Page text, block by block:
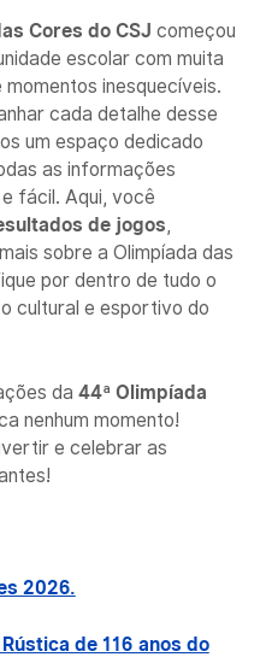
Cores do CSJ começou
escolar com muita
inesquecíveis.
cada detalhe desse
um espaço dedicado
as informações
fácil. Aqui, você
de jogos,
sobre a Olimpíada das
por dentro de tudo o
cultural e esportivo do
da 44ª Olimpíada
nenhum momento!
e celebrar as
2026.
de 116 anos do